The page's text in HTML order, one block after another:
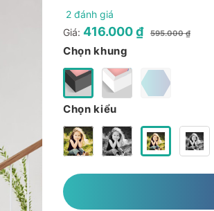
2 đánh giá
Giá: 416.000 ₫ 595.000 ₫
Chọn khung
Chọn kiểu